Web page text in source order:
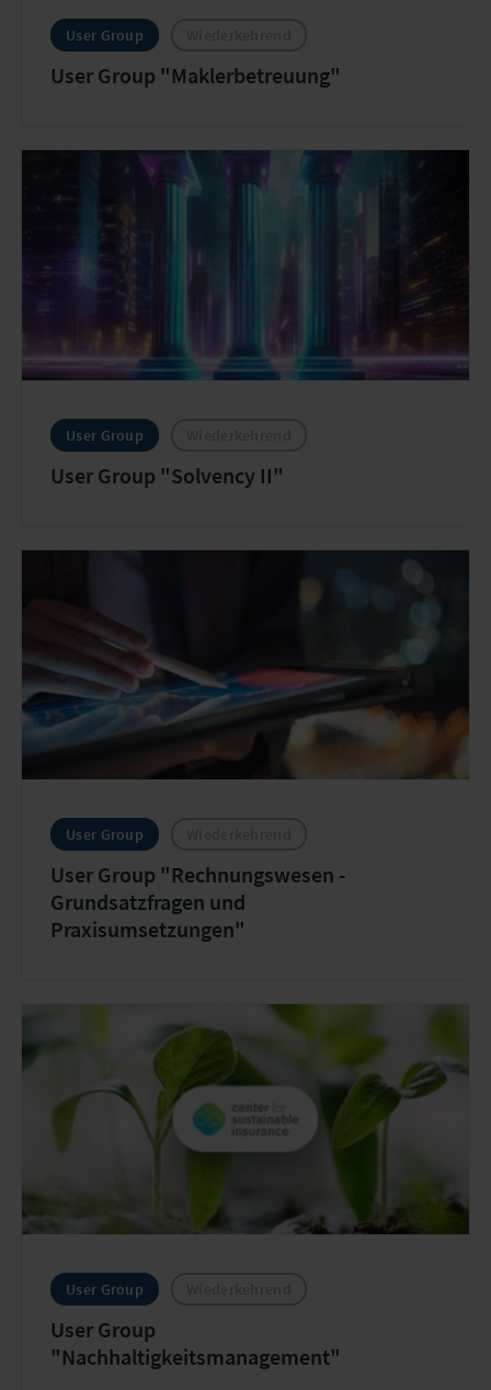
User Group
User Group "Maklerbetreuung"
User Group
User Group "Solvency II"
User Group
User Group "Rechnungswesen -
Grundsatzfragen und
Praxisumsetzungen"
User Group
User Group
"Nachhaltigkeitsmanagement"